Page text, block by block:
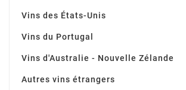
Vins des États-Unis
Vins du Portugal
Vins d'Australie - Nouvelle Zélande
Autres vins étrangers